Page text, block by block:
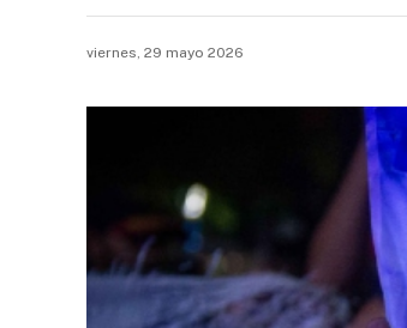
viernes, 29 mayo 2026